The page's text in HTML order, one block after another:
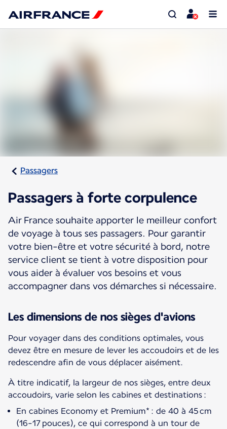
Passagers
Passagers à forte corpulence
Air France souhaite apporter le meilleur confort
de voyage à tous ses passagers. Pour garantir
votre bien-être et votre sécurité à bord, notre
service client se tient à votre disposition pour
vous aider à évaluer vos besoins et vous
accompagner dans vos démarches si nécessaire.
Les dimensions de nos sièges d'avions
Pour voyager dans des conditions optimales, vous
devez être en mesure de lever les accoudoirs et de les
redescendre afin de vous déplacer aisément.
À titre indicatif, la largeur de nos sièges, entre deux
accoudoirs, varie selon les cabines et destinations :
En cabines Economy et Premium* : de 40 à 45 cm
(16-17 pouces), ce qui correspond à un tour de